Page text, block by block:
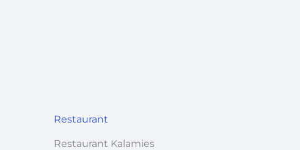
Restaurant
Restaurant Kalamies